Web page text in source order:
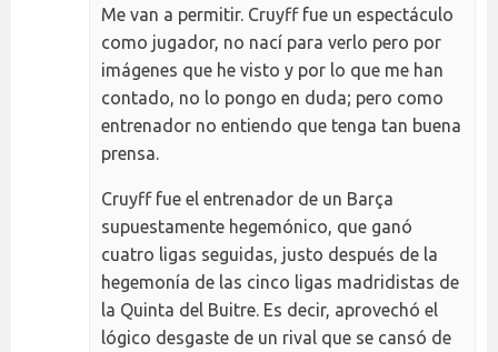
Me van a permitir. Cruyff fue un espectáculo
como jugador, no nací para verlo pero por
imágenes que he visto y por lo que me han
contado, no lo pongo en duda; pero como
entrenador no entiendo que tenga tan buena
prensa.
Cruyff fue el entrenador de un Barça
supuestamente hegemónico, que ganó
cuatro ligas seguidas, justo después de la
hegemonía de las cinco ligas madridistas de
la Quinta del Buitre. Es decir, aprovechó el
lógico desgaste de un rival que se cansó de